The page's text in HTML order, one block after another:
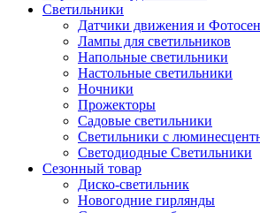
Светильники
Датчики движения и
Лампы для светильников
Напольные светильники
Настольные светильники
Ночники
Прожекторы
Садовые светильники
Светильники с
Светодиодные Светильники
Сезонный товар
Диско-светильник
Новогодние гирлянды